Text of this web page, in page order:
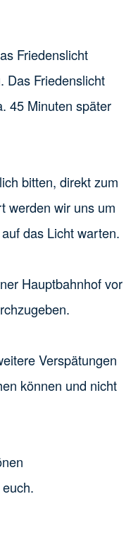
Friedenslicht
Das Friedenslicht
45 Minuten später
bitten, direkt zum
werden wir uns um
das Licht warten.
Hauptbahnhof vor
Verspätungen
können und nicht